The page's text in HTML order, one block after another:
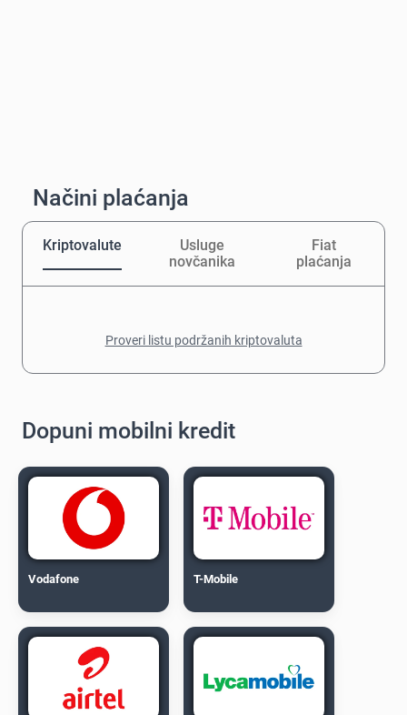
Načini plaćanja
Kriptovalute
Usluge
novčanika
Fiat
plaćanja
Proveri listu podržanih kriptovaluta
Dopuni mobilni kredit
Vodafone T-Mobile